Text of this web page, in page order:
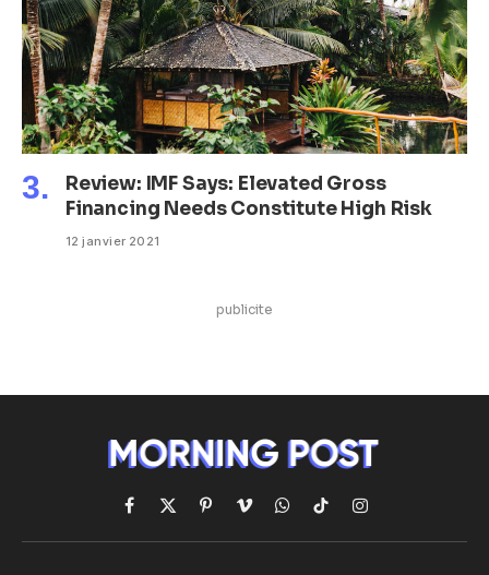
Review: IMF Says: Elevated Gross
Financing Needs Constitute High Risk
12 janvier 2021
publicite
Facebook
X
(Twitter)
Pinterest
VimeoWhatsApp
TikTokInstagram